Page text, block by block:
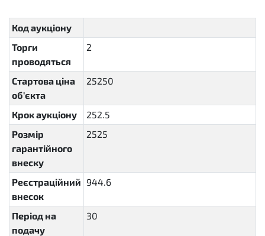
Код аукціону
Торги
проводяться
2
Стартова ціна
об'єкта
25250
Крок аукціону
252.5
Розмір
гарантійного
внеску
2525
Реєстраційний
внесок
944.6
Період на
подачу
30